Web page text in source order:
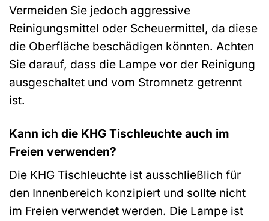
Vermeiden Sie jedoch aggressive
Reinigungsmittel oder Scheuermittel, da diese
die Oberfläche beschädigen könnten. Achten
Sie darauf, dass die Lampe vor der Reinigung
ausgeschaltet und vom Stromnetz getrennt
ist.
Kann ich die KHG Tischleuchte auch im
Freien verwenden?
Die KHG Tischleuchte ist ausschließlich für
den Innenbereich konzipiert und sollte nicht
im Freien verwendet werden. Die Lampe ist